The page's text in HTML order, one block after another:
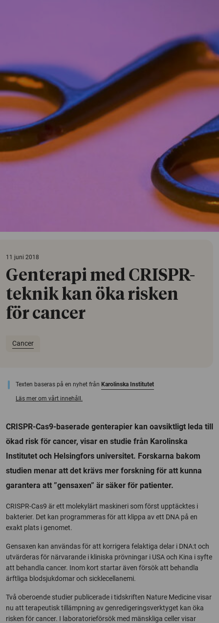
11 juni 2018
Genterapi med CRISPR-
teknik kan öka risken
för cancer
Cancer
Texten baseras på en nyhet från Karolinska Institutet
Läs mer om vårt innehåll.
CRISPR-Cas9-baserade genterapier kan oavsiktligt leda till
ökad risk för cancer, visar en studie från Karolinska
Institutet och Helsingfors universitet. Forskarna bakom
studien menar att det krävs mer forskning för att kunna
garantera att ”gensaxen” är säker för patienter.
CRISPR-Cas9 är ett molekylärt maskineri som först upptäcktes i
bakterier. Det kan programmeras för att klippa av ett DNA på en
exakt plats i genomet.
Gensaxen kan användas för att korrigera felaktiga delar i DNA:t och
utvärderas för närvarande i kliniska prövningar i USA och Kina i syfte
att behandla cancer. Inom kort startar även försök att behandla
ärftliga blodsjukdomar och sicklecellanemi.
Två oberoende studier publicerade i tidskriften Nature Medicine visar
nu att terapeutisk tillämpning av genredigeringsverktyget kan öka
risken för cancer. I laboratorieförsök med mänskliga celler visar